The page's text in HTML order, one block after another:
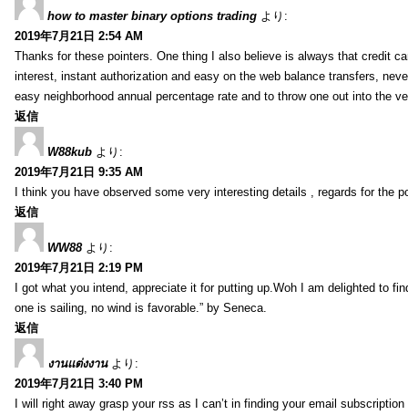
how to master binary options trading より:
2019年7月21日 2:54 AM
Thanks for these pointers. One thing I also believe is always that credit
interest, instant authorization and easy on the web balance transfers,
easy neighborhood annual percentage rate and to throw one out into the
返信
W88kub より:
2019年7月21日 9:35 AM
I think you have observed some very interesting details , regards for the
返信
WW88 より:
2019年7月21日 2:19 PM
I got what you intend, appreciate it for putting up.Woh I am delighted to
one is sailing, no wind is favorable.” by Seneca.
返信
งานแต่งงาน より:
2019年7月21日 3:40 PM
I will right away grasp your rss as I can’t in finding your email